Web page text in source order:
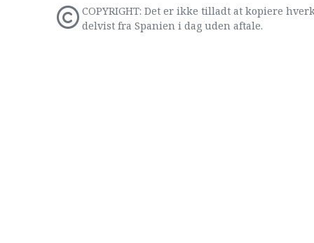
COPYRIGHT: Det er ikke tilladt at kopiere
delvist fra Spanien i dag uden aftale.